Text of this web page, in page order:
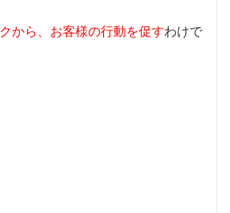
から、お客様の行動を促すわけで